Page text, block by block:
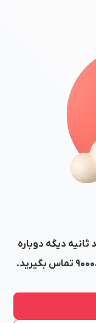
دیگه دوباره
تماس بگیرید.